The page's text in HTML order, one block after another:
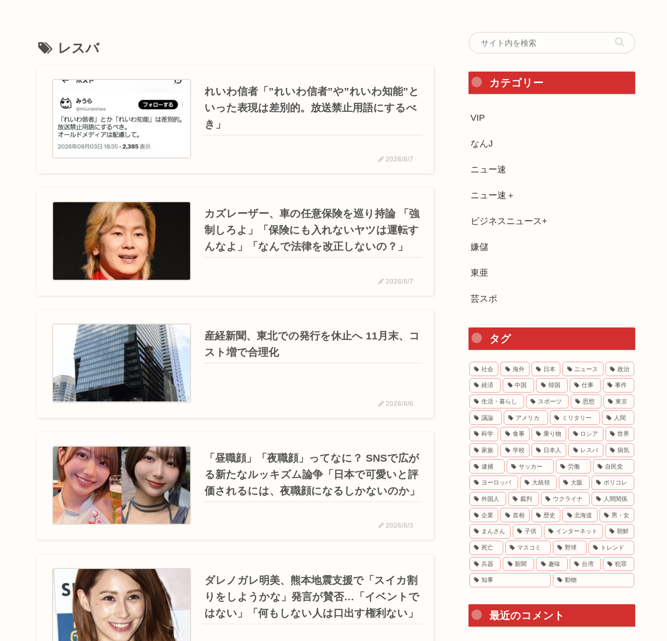
レスバ
れいわ信者「”れいわ信者”や”れいわ知能”と
いった表現は差別的。放送禁止用語にするべ
き」
2026/8/7
カズレーザー、車の任意保険を巡り持論 「強
制しろよ」「保険にも入れないヤツは運転す
んなよ」「なんで法律を改正しないの？」
2026/8/7
産経新聞、東北での発行を休止へ 11月末、コ
スト増で合理化
2026/8/6
「昼職顔」「夜職顔」ってなに？ SNSで広が
る新たなルッキズム論争「日本で可愛いと評
価されるには、夜職顔になるしかないのか」
2026/8/3
ダレノガレ明美、熊本地震支援で「スイカ割
りをしようかな」発言が賛否…「イベントで
はない」「何もしない人は口出す権利ない」
カテゴリー
VIP
なんJ
ニュー速
ニュー速＋
ビジネスニュース+
嫌儲
東亜
芸スポ
タグ
社会 海外 日本 ニュース 政治
経済 中国 韓国 仕事 事件
生活・暮らし スポーツ 思想 東京
議論 アメリカ ミリタリー 人間
科学 食事 乗り物 ロシア 世界
家族 学校 日本人 レスバ 病気
逮捕 サッカー 労働 自民党
ヨーロッパ 大統領 大阪 ポリコレ
外国人 裁判 ウクライナ 人間関係
企業 首相 歴史 北海道 男・女
まんさん 子供 インターネット 朝鮮
死亡 マスコミ 野球 トレンド
兵器 新聞 趣味 台湾 犯罪
知事 動物
最近のコメント